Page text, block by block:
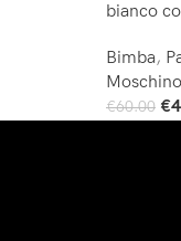
bianco
Bimba,
Moschino
€60.00 €